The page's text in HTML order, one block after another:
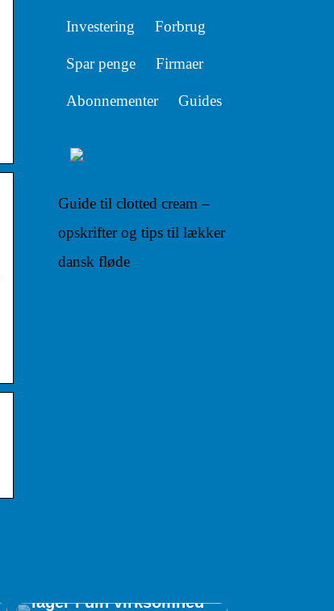
Investering Forbrug
Spar penge Firmaer
Abonnementer Guides
Guide til clotted cream –
opskrifter og tips til lækker
dansk fløde
lager i din virksomhed